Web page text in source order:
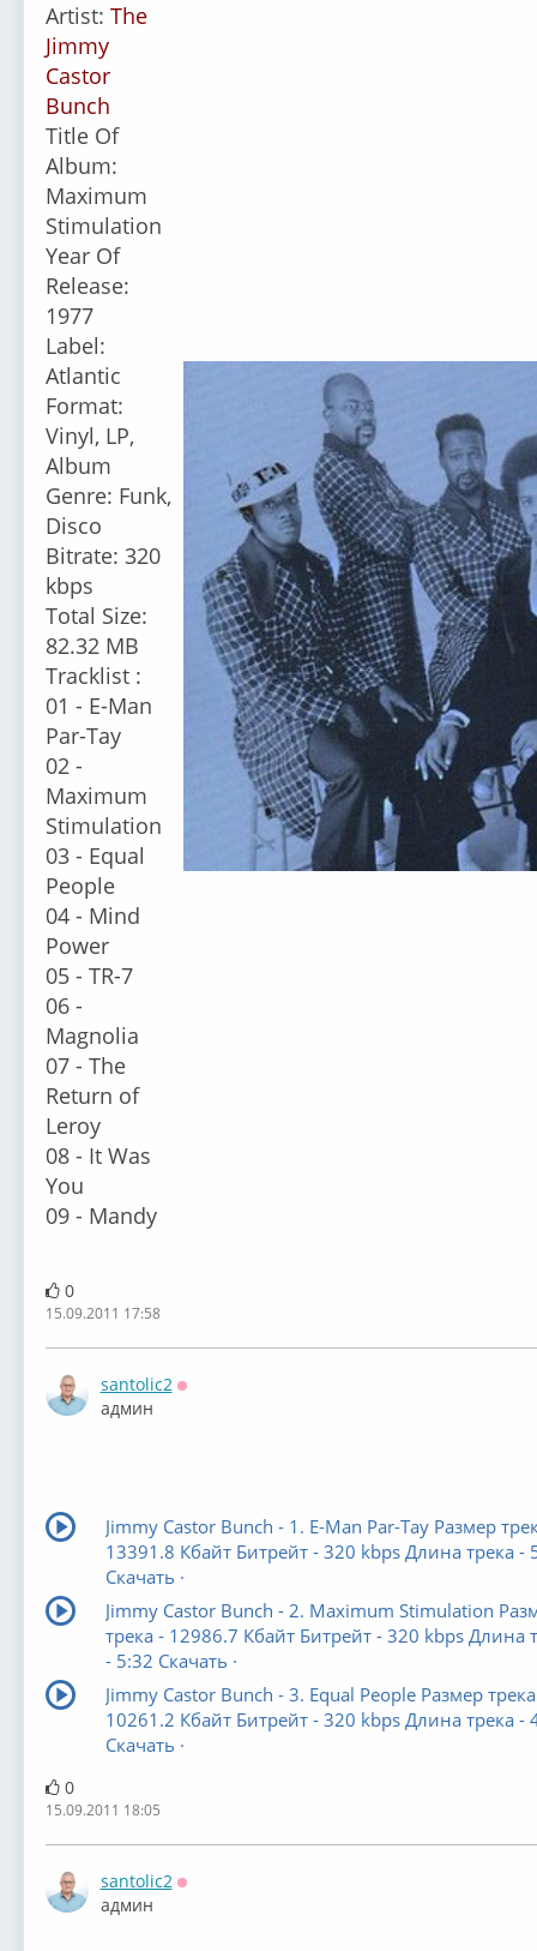
Artist: The
Jimmy
Castor
Bunch
Title Of
Album:
Maximum
Stimulation
Year Of
Release:
1977
Label:
Atlantic
Format:
Vinyl, LP,
Album
Genre: Funk,
Disco
Bitrate: 320
kbps
Total Size:
82.32 MB
Tracklist :
01 - E-Man
Par-Tay
02 -
Maximum
Stimulation
03 - Equal
People
04 - Mind
Power
05 - TR-7
06 -
Magnolia
07 - The
Return of
Leroy
08 - It Was
You
09 - Mandy
0
15.09.2011 17:58
santolic2
админ
Jimmy Castor Bunch - 1. E-Man Par-Tay Размер
13391.8 Кбайт Битрейт - 320 kbps Длина трека -
Скачать ·
Jimmy Castor Bunch - 2. Maximum Stimulation
трека - 12986.7 Кбайт Битрейт - 320 kbps Длина
- 5:32 Скачать ·
Jimmy Castor Bunch - 3. Equal People Размер
10261.2 Кбайт Битрейт - 320 kbps Длина трека -
Скачать ·
0
15.09.2011 18:05
santolic2
админ